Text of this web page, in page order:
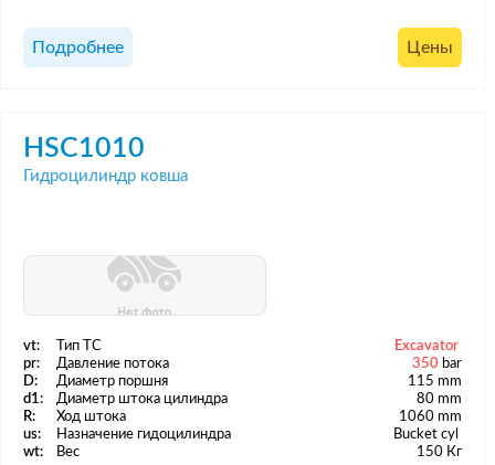
Подробнее Цены
HSC1010
Гидроцилиндр ковша
vt: Тип ТС
Excavator
pr:
Давление потока 350 bar
D:
Диаметр поршня
115 mm
d1:
Диаметр штока цилиндра
80 mm
R:
Ход штока
1060 mm
us:
Назначение гидоцилиндра
Bucket cyl
wt:
Вес 150 Кг